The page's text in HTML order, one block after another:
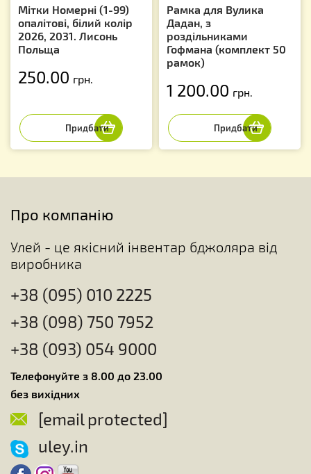
Мітки Номерні (1-99)
опалітові, білий колір
2026, 2031. Лисонь
Польща
250.00 грн.
Рамка для Вулика
Дадан, з
роздільниками
Гофмана (комплект 50
рамок)
1 200.00 грн.
Про компанію
Улей - це якісний інвентар бджоляра від
виробника
+38 (095) 010 2225
+38 (098) 750 7952
+38 (093) 054 9000
Телефонуйте з 8.00 до 23.00
без вихідних
[email protected]
uley.in